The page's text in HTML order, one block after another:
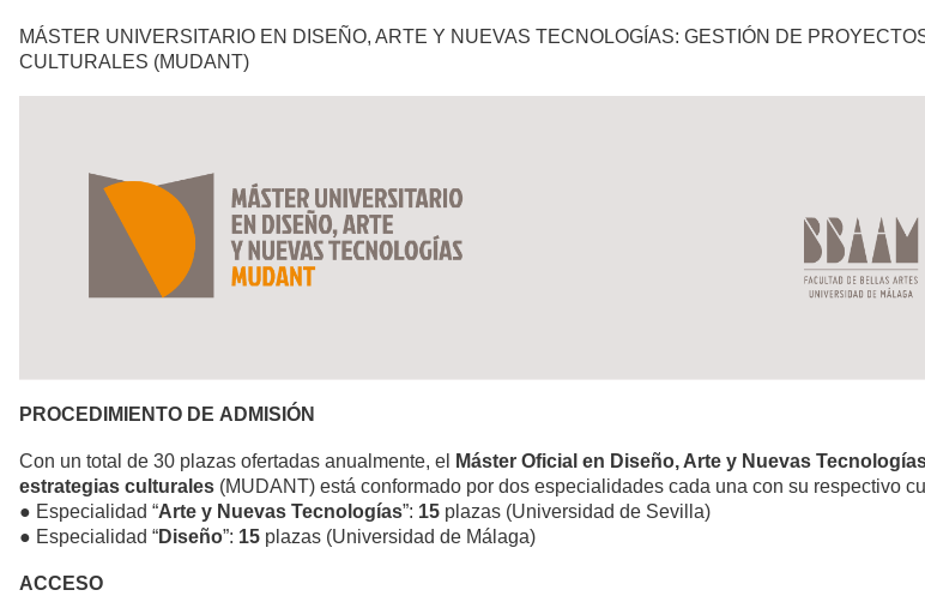
MÁSTER UNIVERSITARIO EN DISEÑO, ARTE Y NUEVAS TECNOLOGÍAS: GESTIÓN DE
CULTURALES (MUDANT)
PROCEDIMIENTO DE A DMISIÓN
Con un total de 30 plazas ofertadas anualmente, el
Máster Oficial en Diseño, Arte y Nuevas
estrategias culturales (MUDANT) está conformado por dos especialidades cada una con su respectivo
● Especialidad “Arte y Nuevas Tecnologías”: 15 plazas (Universidad de Sevilla)
● Especialidad “Diseño”: 15 plazas (Universidad de Málaga)
ACCESO